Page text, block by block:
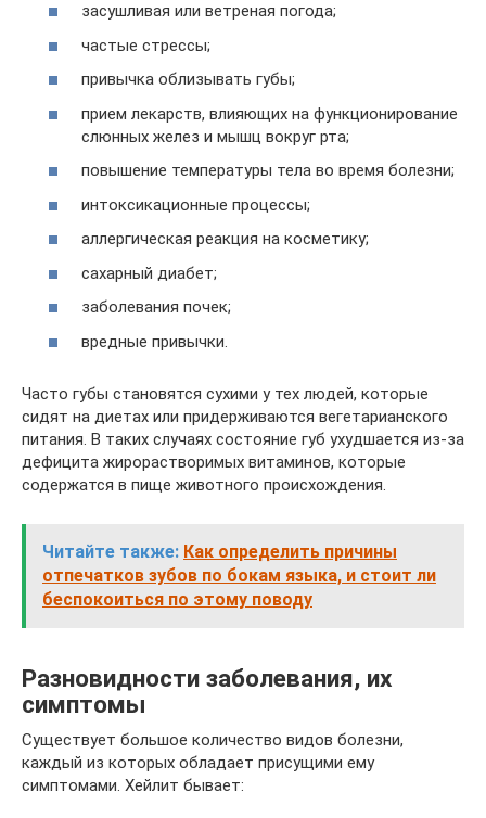
засушливая или ветреная погода;
частые стрессы;
привычка облизывать губы;
прием лекарств, влияющих на функционирование
слюнных желез и мышц вокруг рта;
повышение температуры тела во время болезни;
интоксикационные процессы;
аллергическая реакция на косметику;
сахарный диабет;
заболевания почек;
вредные привычки.
Часто губы становятся сухими у тех людей, которые
сидят на диетах или придерживаются вегетарианского
питания. В таких случаях состояние губ ухудшается из-за
дефицита жирорастворимых витаминов, которые
содержатся в пище животного происхождения.
Читайте также: Как определить причины
отпечатков зубов по бокам языка, и стоит ли
беспокоиться по этому поводу
Разновидности заболевания, их
симптомы
Существует большое количество видов болезни,
каждый из которых обладает присущими ему
симптомами. Хейлит бывает: